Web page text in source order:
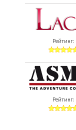
Рейтинг:
Рейтинг: